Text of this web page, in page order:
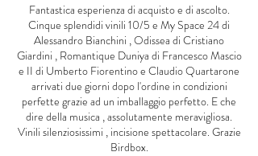
Fantastica esperienza di acquisto e di ascolto.
Cinque splendidi vinili 10/5 e My Space 24 di
Alessandro Bianchini , Odissea di Cristiano
Giardini , Romantique Duniya di Francesco Mascio
e II di Umberto Fiorentino e Claudio Quartarone
arrivati due giorni dopo l'ordine in condizioni
perfette grazie ad un imballaggio perfetto. E che
dire della musica , assolutamente meravigliosa.
Vinili silenziosissimi , incisione spettacolare. Grazie
Birdbox.